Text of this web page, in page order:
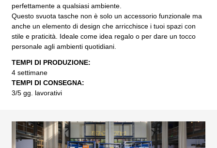
perfettamente a qualsiasi ambiente.
Questo svuota tasche non è solo un accessorio funzionale ma
anche un elemento di design che arricchisce i tuoi spazi con
stile e praticità. Ideale come idea regalo o per dare un tocco
personale agli ambienti quotidiani.
TEMPI DI PRODUZIONE:
4 settimane
TEMPI DI CONSEGNA:
3/5 gg. lavorativi